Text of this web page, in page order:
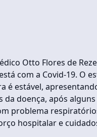
Otto Flores de
com a Covid-19. O
é estável,
da doença, após
problema
hospitalar e